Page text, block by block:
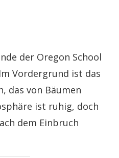
der Oregon School
Vordergrund ist das
das von Bäumen
ist ruhig, doch
dem Einbruch